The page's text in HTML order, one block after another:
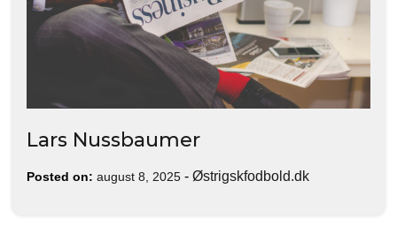
Lars Nussbaumer
Posted on: august 8, 2025 - Østrigskfodbold.dk